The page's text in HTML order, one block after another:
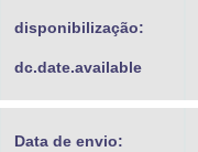
disponibilização:
dc.date.available
Data de envio: